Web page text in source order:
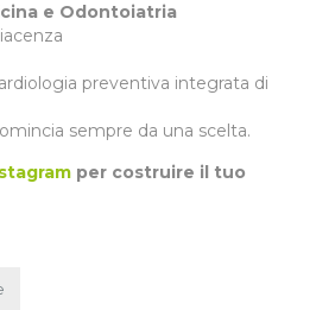
e Odontoiatria
preventiva integrata di
sempre da una scelta.
per costruire il tuo